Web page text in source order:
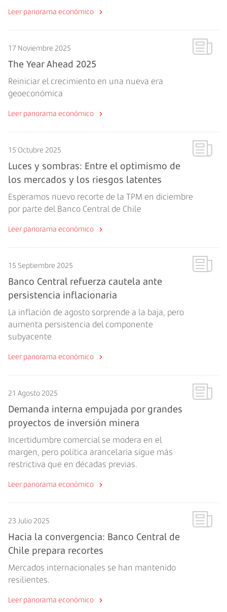
Leer panorama económico
17 Noviembre 2025
The Year Ahead 2025
Reiniciar el crecimiento en una nueva era
geoeconómica
Leer panorama económico
15 Octubre 2025
Luces y sombras: Entre el optimismo de
los mercados y los riesgos latentes
Esperamos nuevo recorte de la TPM en diciembre
por parte del Banco Central de Chile
Leer panorama económico
15 Septiembre 2025
Banco Central refuerza cautela ante
persistencia inflacionaria
La inflación de agosto sorprende a la baja, pero
aumenta persistencia del componente
subyacente
Leer panorama económico
21 Agosto 2025
Demanda interna empujada por grandes
proyectos de inversión minera
Incertidumbre comercial se modera en el
margen, pero política arancelaria sigue más
restrictiva que en décadas previas.
Leer panorama económico
23 Julio 2025
Hacia la convergencia: Banco Central de
Chile prepara recortes
Mercados internacionales se han mantenido
resilientes.
Leer panorama económico